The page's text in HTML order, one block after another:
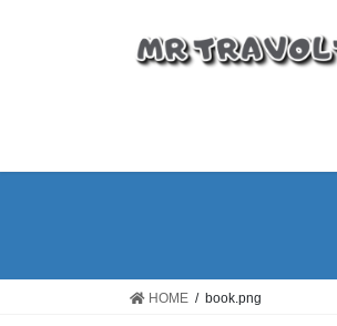
HOME book.png